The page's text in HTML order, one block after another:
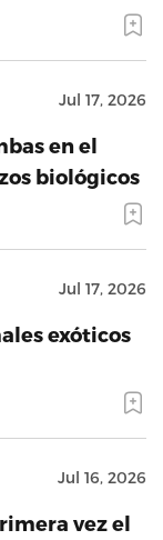
Jul 17, 2026
en el
biológicos
Jul 17, 2026
exóticos
Jul 16, 2026
vez el